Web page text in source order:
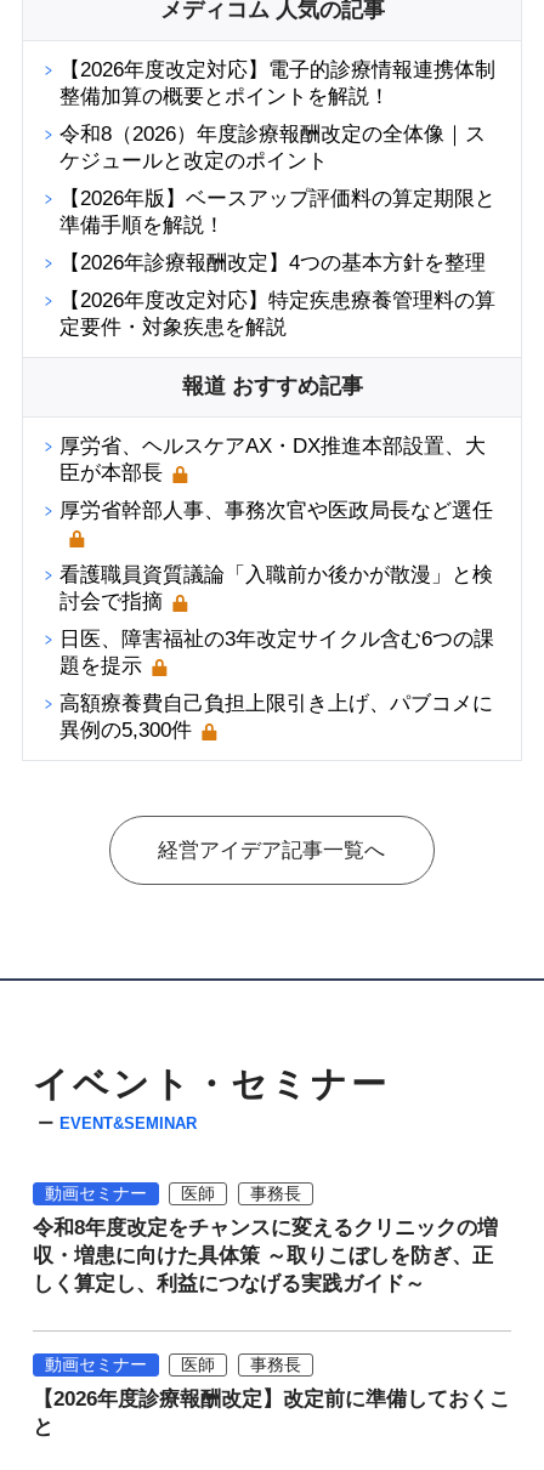
メディコム 人気の記事
【2026年度改定対応】電子的診療情報連携体制
整備加算の概要とポイントを解説！
令和8（2026）年度診療報酬改定の全体像｜ス
ケジュールと改定のポイント
【2026年版】ベースアップ評価料の算定期限と
準備手順を解説！
【2026年診療報酬改定】4つの基本方針を整理
【2026年度改定対応】特定疾患療養管理料の算
定要件・対象疾患を解説
報道 おすすめ記事
厚労省、ヘルスケアAX・DX推進本部設置、大
臣が本部長
厚労省幹部人事、事務次官や医政局長など選任
看護職員資質議論「入職前か後かが散漫」と検
討会で指摘
日医、障害福祉の3年改定サイクル含む6つの課
題を提示
高額療養費自己負担上限引き上げ、パブコメに
異例の5,300件
経営アイデア記事一覧へ
イベント・セミナー
EVENT&SEMINAR
動画セミナー 医師 事務長
令和8年度改定をチャンスに変えるクリニックの増
収・増患に向けた具体策 ～取りこぼしを防ぎ、正
しく算定し、利益につなげる実践ガイド～
動画セミナー 医師 事務長
【2026年度診療報酬改定】改定前に準備しておくこ
と